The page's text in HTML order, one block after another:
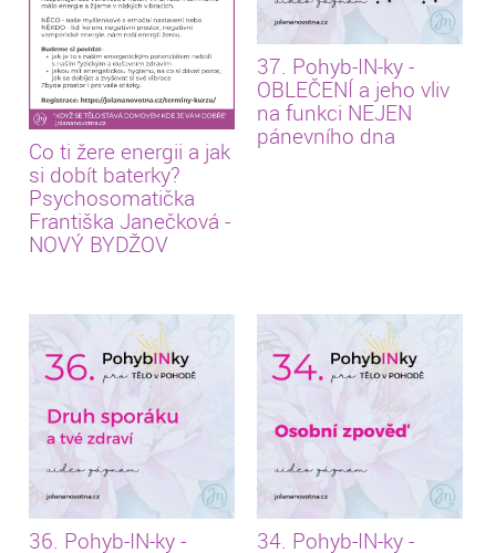
Co ti žere energii a jak
si dobít baterky?
Psychosomatička
Františka Janečková -
NOVÝ BYDŽOV
37. Pohyb-IN-ky -
OBLEČENÍ a jeho vliv
na funkci NEJEN
pánevního dna
36. Pohyb-IN-ky -
34. Pohyb-IN-ky -